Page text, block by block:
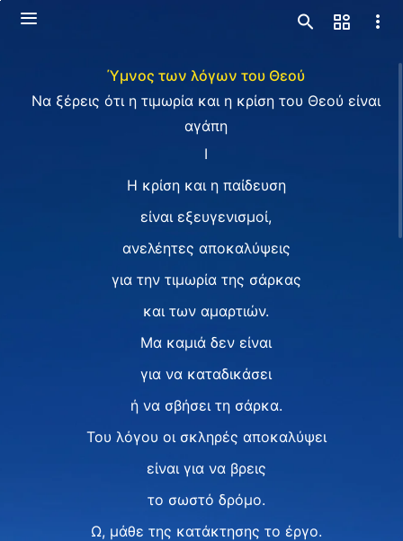
Ύμνος των λόγων του Θεού
Να ξέρεις ότι η τιμωρία και η κρίση του Θεού είναι
αγάπη
I
Η κρίση και η παίδευση
είναι εξευγενισμοί,
ανελέητες αποκαλύψεις
για την τιμωρία της σάρκας
και των αμαρτιών.
Μα καμιά δεν είναι
για να καταδικάσει
ή να σβήσει τη σάρκα.
Του λόγου οι σκληρές αποκαλύψει
είναι για να βρεις
το σωστό δρόμο.
Ω, μάθε της κατάκτησης το έργο.